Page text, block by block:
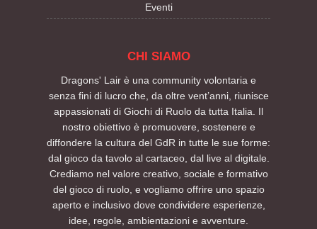
Eventi
CHI SIAMO
Dragons' Lair è una community volontaria e
senza fini di lucro che, da oltre vent’anni, riunisce
appassionati di Giochi di Ruolo da tutta Italia. Il
nostro obiettivo è promuovere, sostenere e
diffondere la cultura del GdR in tutte le sue forme:
dal gioco da tavolo al cartaceo, dal live al digitale.
Crediamo nel valore creativo, sociale e formativo
del gioco di ruolo, e vogliamo offrire uno spazio
aperto e inclusivo dove condividere esperienze,
idee, regole, ambientazioni e avventure.